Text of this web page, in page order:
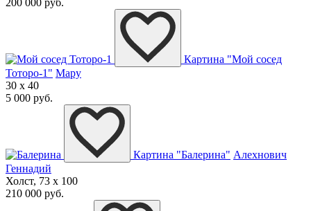
Картина "Мой сосед
Тоторо-1" Мару
30 x 40
5 000 руб.
Картина "Балерина" Алехнович
Геннадий
Холст, 73 x 100
210 000 руб.